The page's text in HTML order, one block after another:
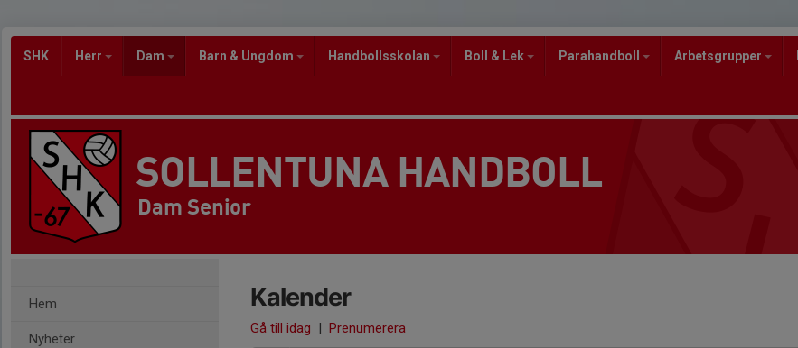
SHK Herr Dam Barn & Ungdom Handbollsskolan Boll & Lek Parahandboll Arbetsgrupper
SOLLENTUNA HANDBOLL
Dam Senior
Hem
Nyheter
Kalender
Gå till idag | Prenumerera